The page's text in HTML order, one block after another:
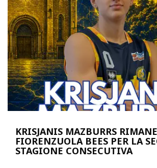
KRISJANIS MAZBURRS
FIORENZUOLA BEES PER LA
STAGIONE CONSECUTIVA